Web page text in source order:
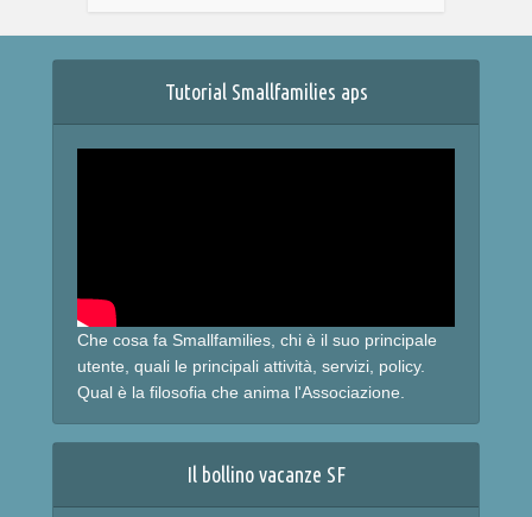
Tutorial Smallfamilies aps
Che cosa fa Smallfamilies, chi è il suo principale
utente, quali le principali attività, servizi, policy.
Qual è la filosofia che anima l'Associazione.
Il bollino vacanze SF